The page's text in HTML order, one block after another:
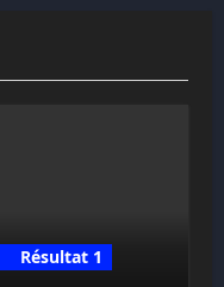
Résultat 1